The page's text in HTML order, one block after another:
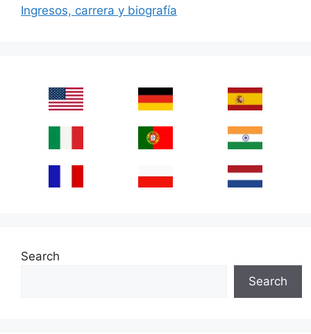
Ingresos, carrera y biografía
Search
Search